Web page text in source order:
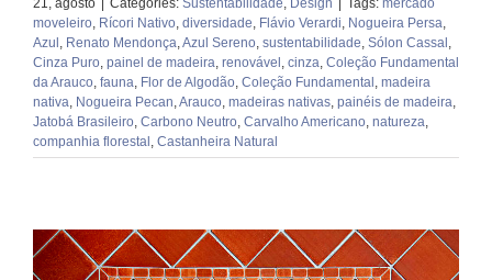
21, agosto Categories: Sustentabilidade, Design Tags: mercado
moveleiro, Rícori Nativo, diversidade, Flávio Verardi, Nogueira Persa,
Azul , Renato Mendonça,Azul Sereno, sustentabilidade, Sólon Cassal ,
Cinza Puro, painel de madeira, renovável , cinza, Coleção Fundamental
da Arauco, fauna, Flor de Algodão, Coleção Fundamental , madeira
nativa, Nogueira Pecan,Arauco, madeiras nativas, painéis de madeira,
Jatobá Brasileiro, Carbono Neutro, Carvalho Americano, natureza,
companhia florestal , Castanheira Natural